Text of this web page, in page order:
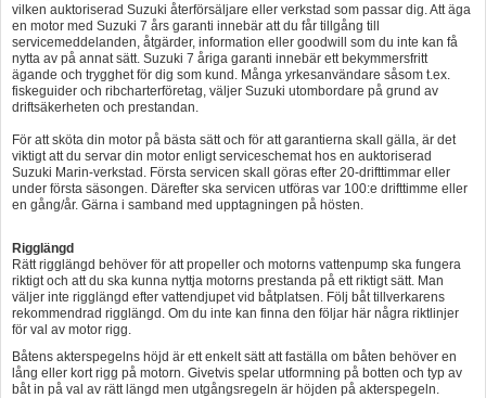
vilken auktoriserad Suzuki återförsäljare eller verkstad som passar dig. Att äga
en motor med Suzuki 7 års garanti innebär att du får tillgång till
servicemeddelanden, åtgärder, information eller goodwill som du inte kan få
nytta av på annat sätt. Suzuki 7 åriga garanti innebär ett bekymmersfritt
ägande och trygghet för dig som kund. Många yrkesanvändare såsom t.ex.
fiskeguider och ribcharterföretag, väljer Suzuki utombordare på grund av
driftsäkerheten och prestandan.
För att sköta din motor på bästa sätt och för att garantierna skall gälla, är det
viktigt att du servar din motor enligt serviceschemat hos en auktoriserad
Suzuki Marin-verkstad. Första servicen skall göras efter 20-drifttimmar eller
under första säsongen. Därefter ska servicen utföras var 100:e drifttimme eller
en gång/år. Gärna i samband med upptagningen på hösten.
Rigglängd
Rätt rigglängd behöver för att propeller och motorns vattenpump ska fungera
riktigt och att du ska kunna nyttja motorns prestanda på ett riktigt sätt. Man
väljer inte rigglängd efter vattendjupet vid båtplatsen. Följ båt tillverkarens
rekommendrad rigglängd. Om du inte kan finna den följar här några riktlinjer
för val av motor rigg.
Båtens akterspegelns höjd är ett enkelt sätt att faställa om båten behöver en
lång eller kort rigg på motorn. Givetvis spelar utformning på botten och typ av
båt in på val av rätt längd men utgångsregeln är höjden på akterspegeln.